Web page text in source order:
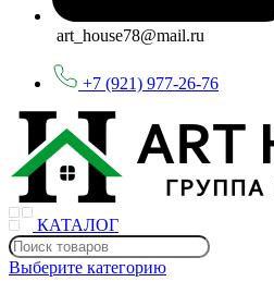
art_house78@mail.ru
+7 (921) 977-26-76
КАТАЛОГ
Выберите категорию